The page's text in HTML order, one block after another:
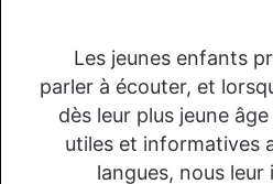
Les jeunes enfants
parler à écouter, et
dès leur plus jeune
utiles et informatives
langues, nous